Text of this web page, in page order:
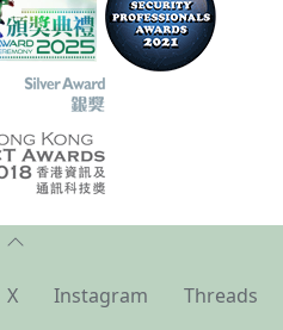
X Instagram
Threads